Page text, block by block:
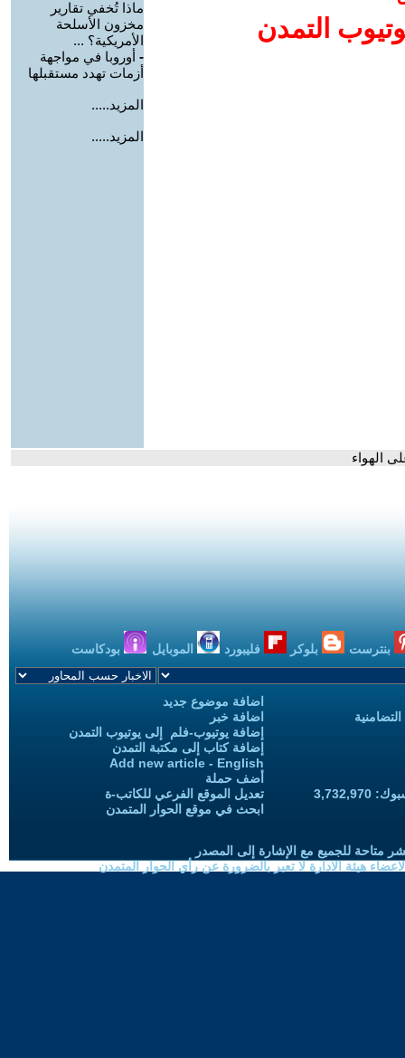
التمدن
ماذا تُخفي تقارير
مخزون الأسلحة
الأمريكية؟ ...
- أوروبا في مواجهة
أزمات تهدد مستقبلها
المزيد.....
المزيد.....
الهواء
بنترست بلوكر فليبورد الموبايل بودكاست
اضافة موضوع جديد
اضافة خبر
إضافة يوتيوب-فلم إلى يوتيوب التمدن
إضافة كتاب إلى مكتبة التمدن
Add new article - English
أضف حملة
تعديل الموقع الفرعي للكاتب-ة
ابحث في موقع الحوار المتمدن
متاحة للجميع مع الإشارة إلى المصدر
هيئة الادارة لا تعبر بالضرورة عن رأي الحوار المتمدن